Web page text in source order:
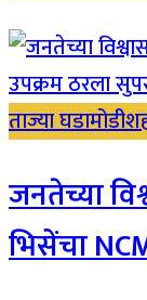
ताज्या घडामोडी
जनतेच्या
भिसेंचा